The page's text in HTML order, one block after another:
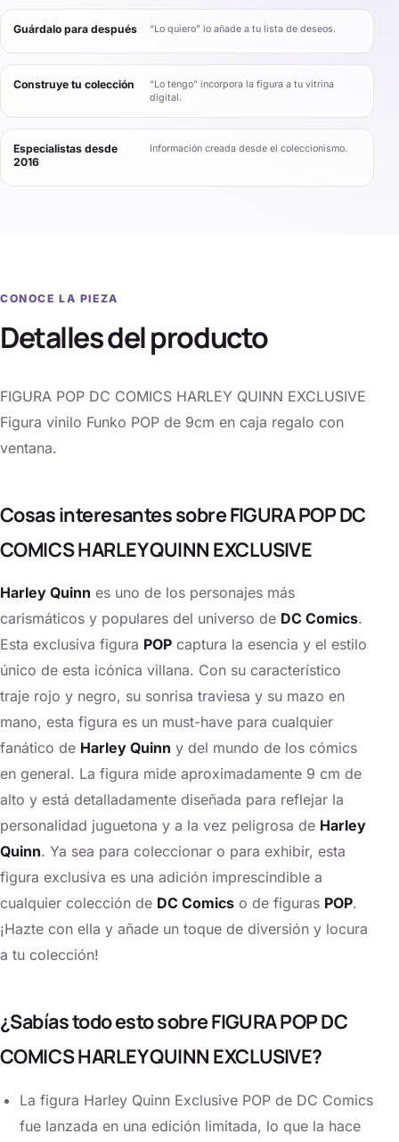
Guárdalo para después “Lo quiero” lo añade a tu lista de deseos.
Construye tu colección
“Lo tengo” incorpora la figura a tu vitrina
digital.
Especialistas desde
2016
Información creada desde el coleccionismo.
CONOCE LA PIEZA
Detalles del producto
FIGURA POP DC COMICS HARLEY QUINN EXCLUSIVE
Figura vinilo Funko POP de 9cm en caja regalo con
ventana.
Cosas interesantes sobre FIGURA POP DC
COMICS HARLEY QUINN EXCLUSIVE
Harley Quinn es uno de los personajes más
carismáticos y populares del universo de DC Comics.
Esta exclusiva figura POP captura la esencia y el estilo
único de esta icónica villana. Con su característico
traje rojo y negro, su sonrisa traviesa y su mazo en
mano, esta figura es un must-have para cualquier
fanático de Harley Quinn y del mundo de los cómics
en general. La figura mide aproximadamente 9 cm de
alto y está detalladamente diseñada para reflejar la
personalidad juguetona y a la vez peligrosa de Harley
Quinn. Ya sea para coleccionar o para exhibir, esta
figura exclusiva es una adición imprescindible a
cualquier colección de DC Comics o de figuras POP.
¡Hazte con ella y añade un toque de diversión y locura
a tu colección!
¿Sabías todo esto sobre FIGURA POP DC
COMICS HARLEY QUINN EXCLUSIVE?
La figura Harley Quinn Exclusive POP de DC Comics
fue lanzada en una edición limitada, lo que la hace